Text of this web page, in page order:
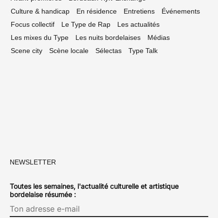
Culture & handicap
En résidence Entretiens
Événements
Focus collectif
Le Type de Rap
Les actualités
Les mixes du Type
Les nuits bordelaises
Médias
Scene city
Scène locale Sélectas Type Talk
NEWSLETTER
Toutes les semaines, l'actualité culturelle et artistique
bordelaise résumée :